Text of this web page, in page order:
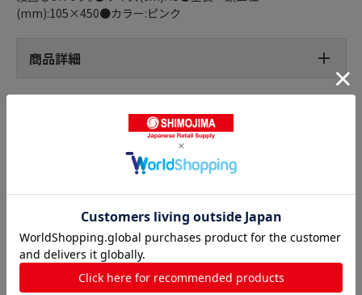
(mm):105×450●カラー:ピンク
商品詳細
泡立て器の人気商品との比較